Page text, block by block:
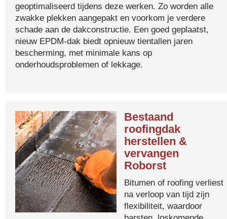
geoptimaliseerd tijdens deze werken. Zo worden alle
zwakke plekken aangepakt en voorkom je verdere
schade aan de dakconstructie. Een goed geplaatst,
nieuw EPDM-dak biedt opnieuw tientallen jaren
bescherming, met minimale kans op
onderhoudsproblemen of lekkage.
Bestaand
roofingdak
herstellen &
vervangen
Roborst
Bitumen of roofing verliest
na verloop van tijd zijn
flexibiliteit, waardoor